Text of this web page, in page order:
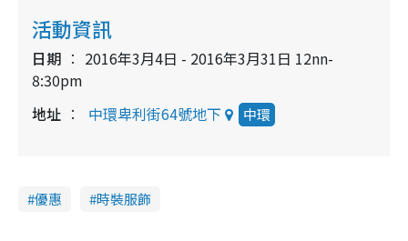
活動資訊
日期
2016年3月4日 - 2016年3月31日 12nn-
8:30pm
地址
中環卑利街64號地下 中環
優惠 時裝服飾